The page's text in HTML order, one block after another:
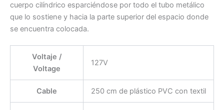
cuerpo cilíndrico esparciéndose por todo el tubo metálico
que lo sostiene y hacia la parte superior del espacio donde
se encuentra colocada.
Voltaje /
Voltage
127V
Cable 250 cm de plástico PVC con textil